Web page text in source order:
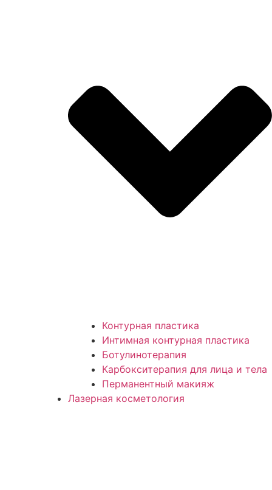
Контурная пластика
Интимная контурная пластика
Ботулинотерапия
Карбокситерапия для лица и тела
Перманентный макияж
Лазерная косметология